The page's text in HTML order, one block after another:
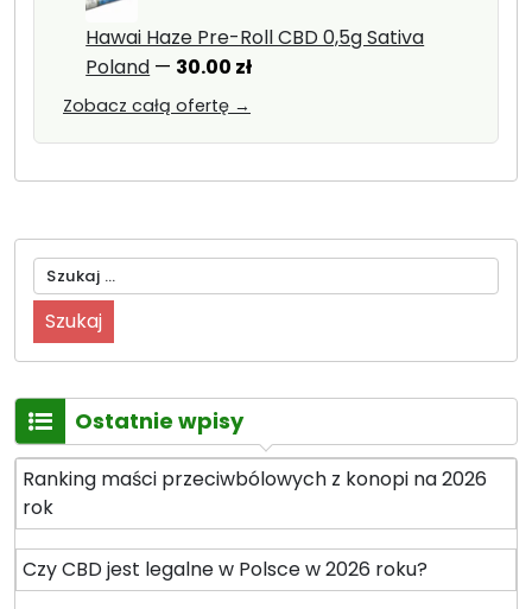
Hawai Haze Pre-Roll CBD 0,5g Sativa
Poland — 30.00 zł
Zobacz całą ofertę →
Szukaj:
Ostatnie wpisy
Ranking maści przeciwbólowych z konopi na 2026
rok
Czy CBD jest legalne w Polsce w 2026 roku?